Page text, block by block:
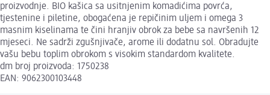
proizvodnje. BIO kašica sa usitnjenim komadićima povrća,
tjestenine i piletine, obogaćena je repičinim uljem i omega 3
masnim kiselinama te čini hranjiv obrok za bebe sa navršenih 12
mjeseci. Ne sadrži zgušnjivače, arome ili dodatnu sol. Obradujte
vašu bebu toplim obrokom s visokim standardom kvalitete.
dm broj proizvoda: 1750238
EAN: 9062300103448